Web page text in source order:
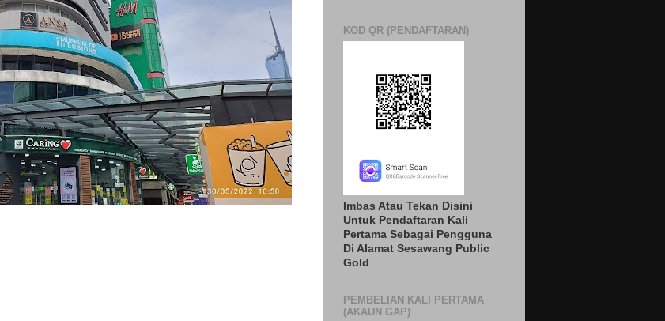
KOD QR (PENDAFTARAN)
Imbas Atau Tekan Disini
Untuk Pendaftaran Kali
Pertama Sebagai Pengguna
Di Alamat Sesawang Public
Gold
PEMBELIAN KALI PERTAMA
(AKAUN GAP)